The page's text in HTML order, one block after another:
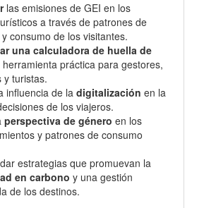
las emisiones de GEI en los
a través de patrones de
consumo de los visitantes.
una calculadora de huella de
herramienta práctica para gestores,
y turistas.
influencia de la digitalización en la
de los viajeros.
perspectiva de género en los
y patrones de consumo
estrategias que promuevan la
en carbono y una gestión
de los destinos.